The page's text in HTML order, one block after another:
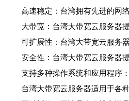
高速稳定：台湾拥有先进的网
大带宽：台湾大带宽云服务器
可扩展性：台湾大带宽云服务
安全性：台湾大带宽云服务器
支持多种操作系统和应用程序
台湾大带宽云服务器适用于各